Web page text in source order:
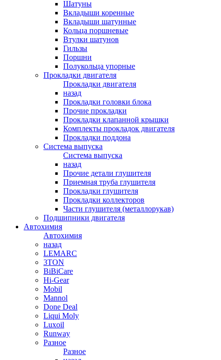
Шатуны
Вкладыши коренные
Вкладыши шатунные
Кольца поршневые
Втулки шатунов
Гильзы
Поршни
Полукольца упорные
Прокладки двигателя
Прокладки двигателя
назад
Прокладки головки блока
Прочие прокладки
Прокладки клапанной крышки
Комплекты прокладок двигателя
Прокладки поддона
Система выпуска
Система выпуска
назад
Прочие детали глушителя
Приемная труба глушителя
Прокладки глушителя
Прокладки коллекторов
Части глушителя (металлорукав)
Подшипники двигателя
Автохимия
Автохимия
назад
LEMARC
3TON
BiBiCare
Hi-Gear
Mobil
Mannol
Done Deal
Liqui Moly
Luxoil
Runway
Разное
Разное